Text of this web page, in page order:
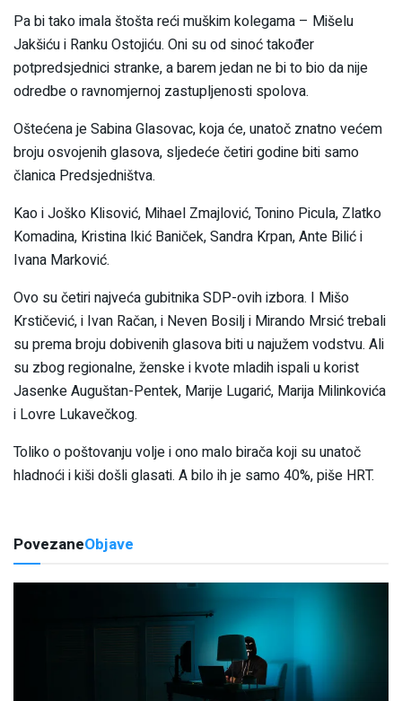
Pa bi tako imala štošta reći muškim kolegama – Mišelu
Jakšiću i Ranku Ostojiću. Oni su od sinoć također
potpredsjednici stranke, a barem jedan ne bi to bio da nije
odredbe o ravnomjernoj zastupljenosti spolova.
Oštećena je Sabina Glasovac, koja će, unatoč znatno većem
broju osvojenih glasova, sljedeće četiri godine biti samo
članica Predsjedništva.
Kao i Joško Klisović, Mihael Zmajlović, Tonino Picula, Zlatko
Komadina, Kristina Ikić Baniček, Sandra Krpan, Ante Bilić i
Ivana Marković.
Ovo su četiri najveća gubitnika SDP-ovih izbora. I Mišo
Krstičević, i Ivan Račan, i Neven Bosilj i Mirando Mrsić trebali
su prema broju dobivenih glasova biti u najužem vodstvu. Ali
su zbog regionalne, ženske i kvote mladih ispali u korist
Jasenke Auguštan-Pentek, Marije Lugarić, Marija Milinkovića
i Lovre Lukavečkog.
Toliko o poštovanju volje i ono malo birača koji su unatoč
hladnoći i kiši došli glasati. A bilo ih je samo 40%, piše HRT.
PovezaneObjave